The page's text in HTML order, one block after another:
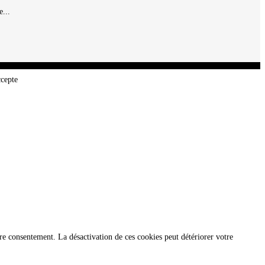
consentement. La désactivation de ces cookies peut détériorer votre